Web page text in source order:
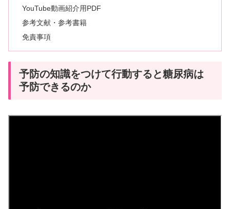
YouTube動画紹介用PDF
参考文献・参考書籍
免責事項
予防の知識をつけて行動すると糖尿病は
予防できるのか